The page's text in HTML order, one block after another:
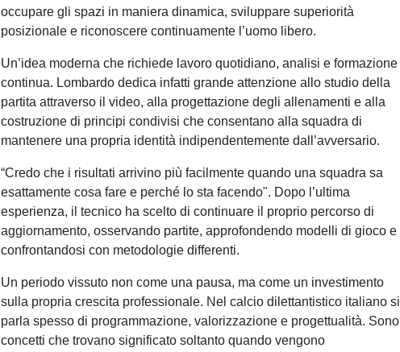
occupare gli spazi in maniera dinamica, sviluppare superiorità
posizionale e riconoscere continuamente l’uomo libero.
Un’idea moderna che richiede lavoro quotidiano, analisi e formazione
continua. Lombardo dedica infatti grande attenzione allo studio della
partita attraverso il video, alla progettazione degli allenamenti e alla
costruzione di principi condivisi che consentano alla squadra di
mantenere una propria identità indipendentemente dall’avversario.
“Credo che i risultati arrivino più facilmente quando una squadra sa
esattamente cosa fare e perché lo sta facendo". Dopo l’ultima
esperienza, il tecnico ha scelto di continuare il proprio percorso di
aggiornamento, osservando partite, approfondendo modelli di gioco e
confrontandosi con metodologie differenti.
Un periodo vissuto non come una pausa, ma come un investimento
sulla propria crescita professionale. Nel calcio dilettantistico italiano si
parla spesso di programmazione, valorizzazione e progettualità. Sono
concetti che trovano significato soltanto quando vengono